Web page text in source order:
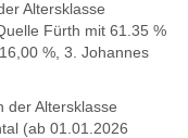
Altersklasse
Fürth mit 61.35 %
%, 3. Johannes
der Altersklasse
(ab 01.01.2026